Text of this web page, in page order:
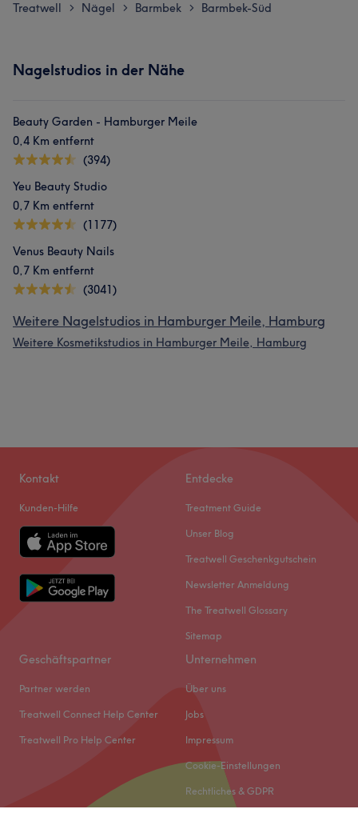
Treatwell > Nägel > Barmbek > Barmbek-Süd
Nagelstudios in der Nähe
Beauty Garden - Hamburger Meile
0,4 Km entfernt
(394)
Yeu Beauty Studio
0,7 Km entfernt
(1177)
Venus Beauty Nails
0,7 Km entfernt
(3041)
Weitere Nagelstudios in Hamburger Meile, Hamburg
Weitere Kosmetikstudios in Hamburger Meile, Hamburg
Kontakt
Kunden-Hilfe
Entdecke
Treatment Guide
Unser Blog
Treatwell Geschenkgutschein
Newsletter Anmeldung
The Treatwell Glossary
Sitemap
Geschäftspartner
Partner werden
Treatwell Connect Help Center
Treatwell Pro Help Center
Unternehmen
Über uns
Jobs
Impressum
Cookie-Einstellungen
Rechtliches & GDPR